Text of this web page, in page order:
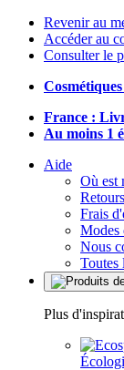
Revenir au
Accéder au
Consulter le
France :
Au moins 1
Aide
Où est
Retours
Frais
Modes
Nous
Toutes
Plus